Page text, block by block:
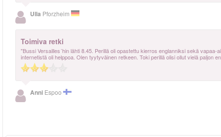
Ulla Pforzheim
Toimiva retki
"Bussi Versailles´hin lähti 8.45. Perillä oli opastettu kierros englanniksi sekä
internetistä oli helppoa. Olen tyytyväinen retkeen. Toki perillä olisi ollut vielä paljon
Anni Espoo